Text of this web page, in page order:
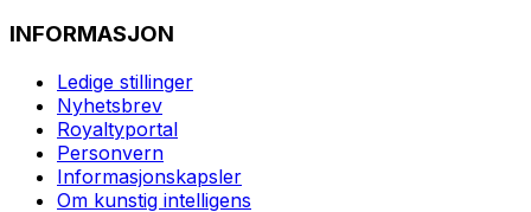
INFORMASJON
Ledige stillinger
Nyhetsbrev
Royaltyportal
Personvern
Informasjonskapsler
Om kunstig intelligens